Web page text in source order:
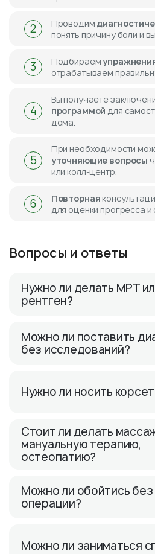
2 Проводим
понять причину боли и
3 Подбираем
отрабатываем
4
Вы получаете
программой для
дома.
5
При необходимости
уточняющие вопросы
или колл-центр.
6 Повторная
для оценки прогресса
Вопросы и ответы
Нужно ли делать МРТ
рентген?
Можно ли поставить
без исследований?
Нужно ли носить
Стоит ли делать
мануальную терапию,
остеопатию?
Можно ли обойтись без
операции?
Можно ли заниматься